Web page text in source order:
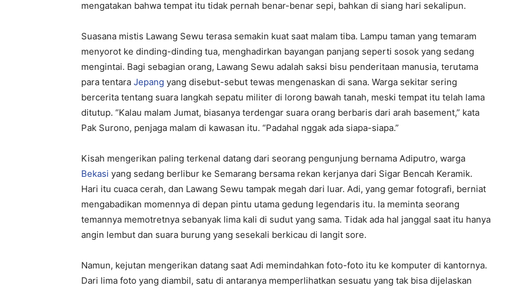
mengatakan bahwa tempat itu tidak pernah benar-benar sepi, bahkan di siang hari sekalipun.
Suasana mistis Lawang Sewu terasa semakin kuat saat malam tiba. Lampu taman yang temaram
menyorot ke dinding-dinding tua, menghadirkan bayangan panjang seperti sosok yang sedang
mengintai. Bagi sebagian orang, Lawang Sewu adalah saksi bisu penderitaan manusia, terutama
para tentara Jepang yang disebut-sebut tewas mengenaskan di sana. Warga sekitar sering
bercerita tentang suara langkah sepatu militer di lorong bawah tanah, meski tempat itu telah lama
ditutup. “Kalau malam Jumat, biasanya terdengar suara orang berbaris dari arah basement,” kata
Pak Surono, penjaga malam di kawasan itu. “Padahal nggak ada siapa-siapa.”
Kisah mengerikan paling terkenal datang dari seorang pengunjung bernama Adiputro, warga
Bekasi yang sedang berlibur ke Semarang bersama rekan kerjanya dari Sigar Bencah Keramik.
Hari itu cuaca cerah, dan Lawang Sewu tampak megah dari luar. Adi, yang gemar fotografi, berniat
mengabadikan momennya di depan pintu utama gedung legendaris itu. Ia meminta seorang
temannya memotretnya sebanyak lima kali di sudut yang sama. Tidak ada hal janggal saat itu hanya
angin lembut dan suara burung yang sesekali berkicau di langit sore.
Namun, kejutan mengerikan datang saat Adi memindahkan foto-foto itu ke komputer di kantornya.
Dari lima foto yang diambil, satu di antaranya memperlihatkan sesuatu yang tak bisa dijelaskan